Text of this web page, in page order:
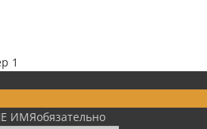
1
ИМЯобязательно